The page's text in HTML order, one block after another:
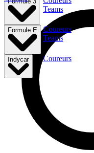
Teams
Formule E
Coureurs
Teams
Indycar Coureurs